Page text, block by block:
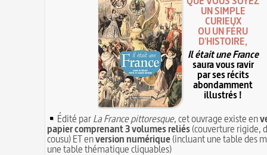
UN SIMPLE
CURIEUX
OU UN FÉRU
D'HISTOIRE,
Il était une France
saura vous ravir
par ses récits
abondamment
illustrés !
Édité parLa France pittoresque, cet ouvrage existe en
papier comprenant 3 volumes reliés(couverture rigide,
cousu) ET enversion numérique(incluant une table des
une table thématique cliquables)